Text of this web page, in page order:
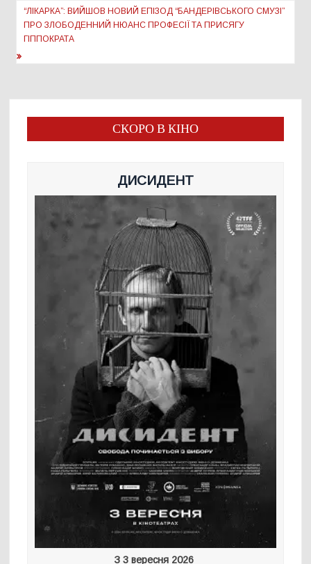
“ЛІКАРКА”: ВИЙШОВ НОВИЙ ЕПІЗОД “БАНДЕРІВСЬКОГО СМУЗІ”
ПРО ЗЛОБОДЕННИЙ НЮАНС ПРОФЕСІЇ ТА ПРИСЯГУ
ГІППОКРАТА
СКОРО В КІНО
ДИСИДЕНТ
З 3 вересня 2026